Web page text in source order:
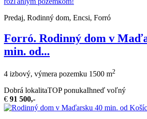
Predaj, Rodinný dom, Encsi, Forró
Forró. Rodinný dom v
min. od...
4 izbový, výmera pozemku 1500 m2
Dobrá lokalitaTOP ponukaIhneď voľný
€ 91 500,-